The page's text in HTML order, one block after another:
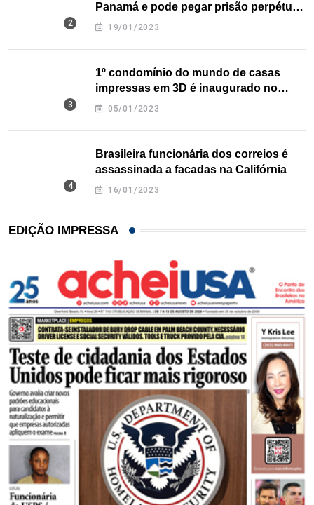
Panamá e pode pegar prisão perpétua
nos EUA
19/01/2023
1º condomínio do mundo de casas
impressas em 3D é inaugurado no
Texas
05/01/2023
Brasileira funcionária dos correios é
assassinada a facadas na Califórnia
16/01/2023
EDIÇÃO IMPRESSA